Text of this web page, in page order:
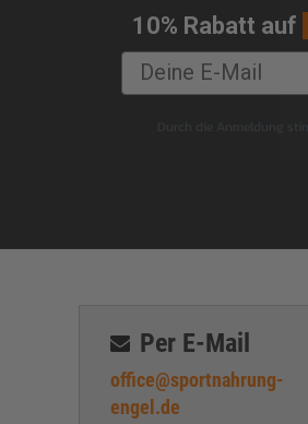
10% Rabatt auf
Per E-Mail
office@sportnahrung-
engel.de